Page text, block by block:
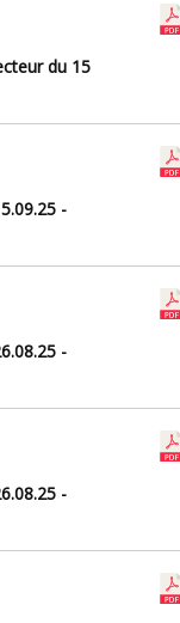
du 15
-
-
-